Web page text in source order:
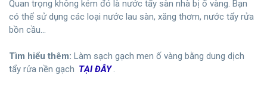
Quan trọng không kém đó là nước tẩy sàn nhà bị ố vàng. Bạn
có thể sử dụng các loại nước lau sàn, xăng thơm, nước tẩy rửa
bồn cầu…
Tìm hiểu thêm: Làm sạch gạch men ố vàng bằng dung dịch
tẩy rửa nền gạch TẠI ĐÂY .